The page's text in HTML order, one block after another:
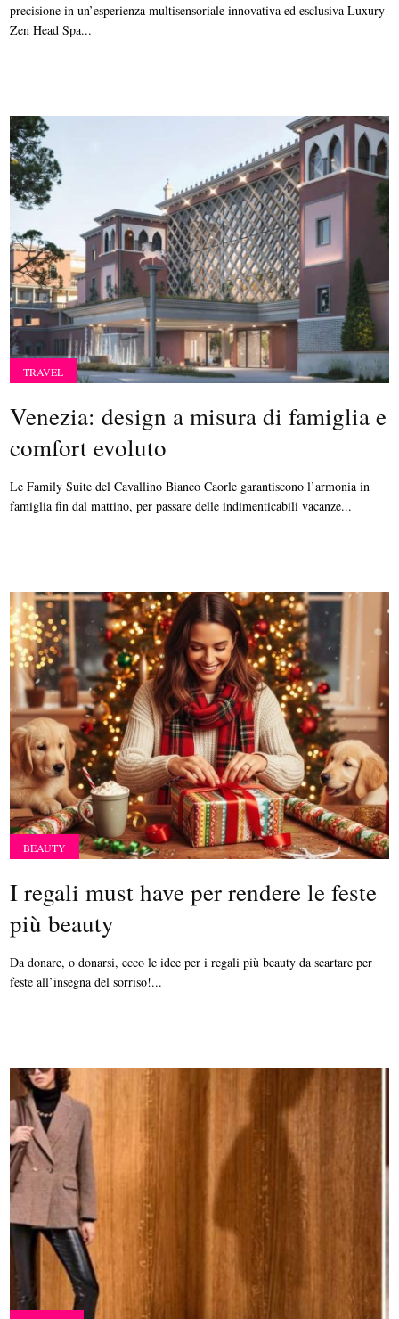
precisione in un’esperienza multisensoriale innovativa ed esclusiva Luxury
Zen Head Spa...
TRAVEL
Venezia: design a misura di famiglia e
comfort evoluto
Le Family Suite del Cavallino Bianco Caorle garantiscono l’armonia in
famiglia fin dal mattino, per passare delle indimenticabili vacanze...
BEAUTY
I regali must have per rendere le feste
più beauty
Da donare, o donarsi, ecco le idee per i regali più beauty da scartare per
feste all’insegna del sorriso!...